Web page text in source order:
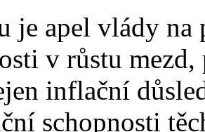
je apel vlády
v růstu mezd,
inflační
schopnosti